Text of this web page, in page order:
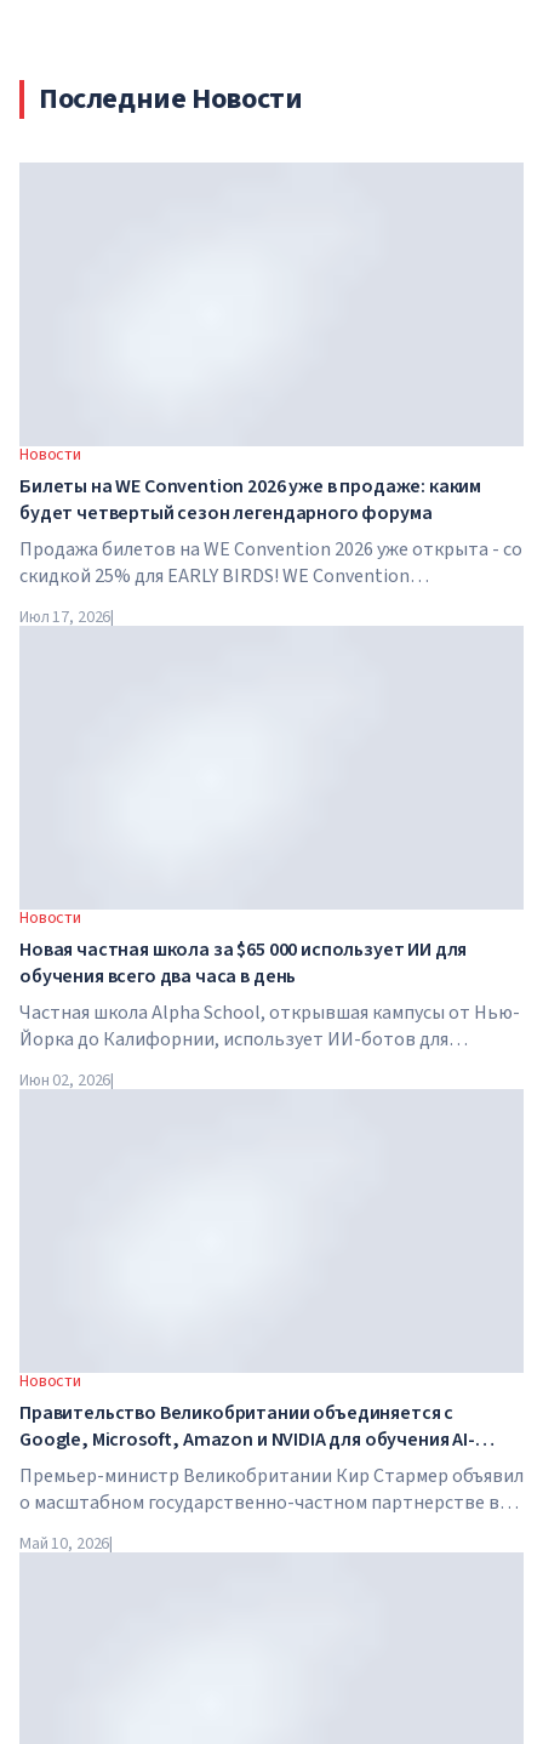
Последние Новости
Новости
Билеты на WE Convention 2026 уже в продаже: каким
будет четвертый сезон легендарного форума
Продажа билетов на WE Convention 2026 уже открыта - со
скидкой 25% для EARLY BIRDS! WE Convention
2026 года форум пройдет в SO/ Uptown Dubai и соберет
Июл 17, 2026|
Новости
Новая частная школа за $65 000 использует ИИ для
обучения всего два часа в день
Частная школа Alpha School, открывшая кампусы от Нью-
Йорка до Калифорнии, использует ИИ-ботов для
в день. В школе нет традиционных учителей, домашних
Июн 02, 2026|
Новости
Правительство Великобритании объединяется с
Google, Microsoft, Amazon и NVIDIA для обучения AI-
навыкам миллионов работников
Премьер-министр Великобритании Кир Стармер объявил
о масштабном государственно-частном партнерстве в
Amazon и NVIDIA совместно с правительством запускают
Май 10, 2026|